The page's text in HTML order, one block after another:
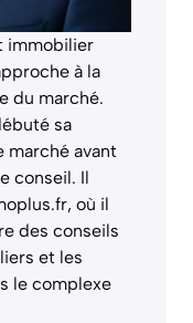
immobilier
à la
du marché.
sa
marché avant
conseil. Il
où il
des conseils
et les
le complexe